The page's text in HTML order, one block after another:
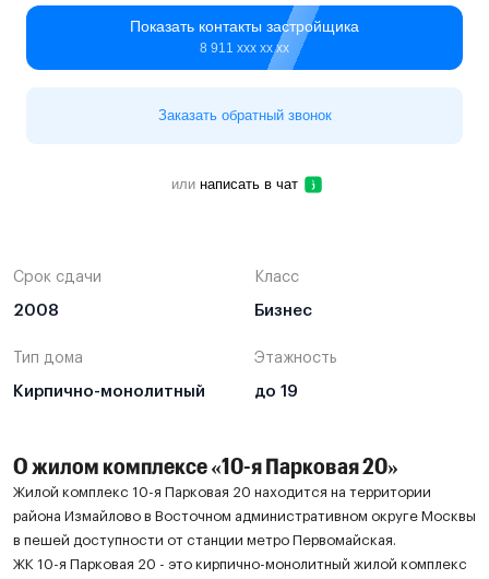
Показать контакты застройщика
8 911 ххх хх хх
Заказать обратный звонок
или написать в чат
Срок сдачи
2008
Класс
Бизнес
Тип дома
Кирпично-монолитный
Этажность
до 19
О жилом комплексе «10-я Парковая 20»
Жилой комплекс 10-я Парковая 20 находится на территории
района Измайлово в Восточном административном округе Москвы
в пешей доступности от станции метро Первомайская.
ЖК 10-я Парковая 20 - это кирпично-монолитный жилой комплекс